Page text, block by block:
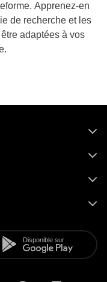
Apprenez-en
de recherche et les
adaptées à vos
Disponible sur